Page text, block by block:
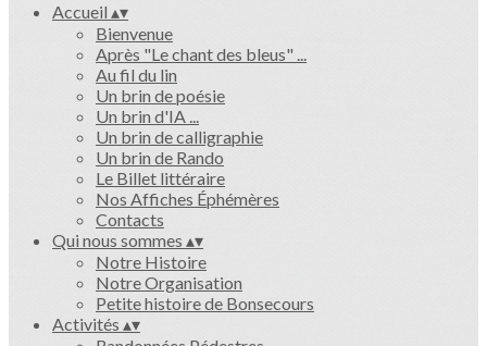
Accueil▴▾
Bienvenue
Après "Le chant des bleus" ...
Au fil du lin
Un brin de poésie
Un brin d'IA ...
Un brin de calligraphie
Un brin de Rando
Le Billet littéraire
Nos Affiches Éphémères
Contacts
Qui nous sommes ▴▾
Notre Histoire
Notre Organisation
Petite histoire de Bonsecours
Activités ▴▾